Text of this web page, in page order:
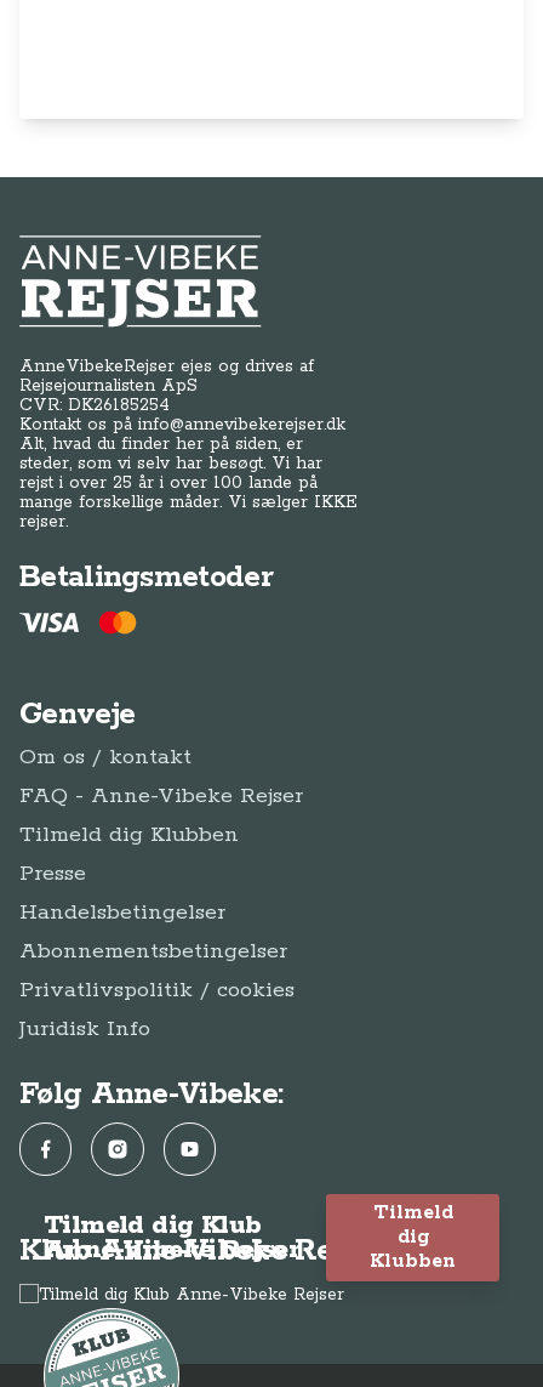
Anne-Vibeke Rejser
AnneVibekeRejser ejes og drives af
Rejsejournalisten ApS
CVR: DK26185254
Kontakt os påinfo@annevibekerejser.dk
Alt, hvad du finder her på siden, er
steder, som vi selv har besøgt. Vi har
rejst i over 25 år i over 100 lande på
mange forskellige måder. Vi sælger IKKE
rejser.
Betalingsmetoder
Genveje
Om os / kontakt
FAQ - Anne-Vibeke Rejser
Tilmeld dig Klubben
Presse
Handelsbetingelser
Abonnementsbetingelser
Privatlivspolitik / cookies
Juridisk Info
Følg Anne-Vibeke:
FacebookInstagramYouTube
Klub Anne-Vibeke Rejser
Tilmeld dig Klub
Anne-Vibeke Rejser
Tilmeld
dig
Klubben